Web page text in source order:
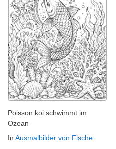
Poisson koi schwimmt im
Ozean
In Ausmalbilder von Fische